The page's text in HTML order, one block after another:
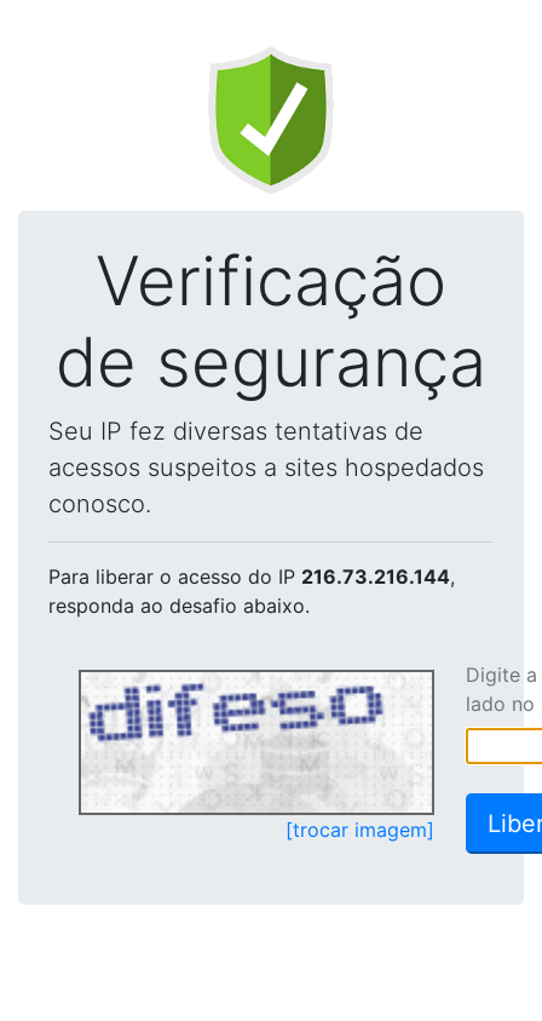
Verificação
de segurança
Seu IP fez diversas tentativas de
acessos suspeitos a sites hospedados
conosco.
Para liberar o acesso do IP 216.73.216.144,
responda ao desafio abaixo.
[trocar imagem]
Digite
lado no